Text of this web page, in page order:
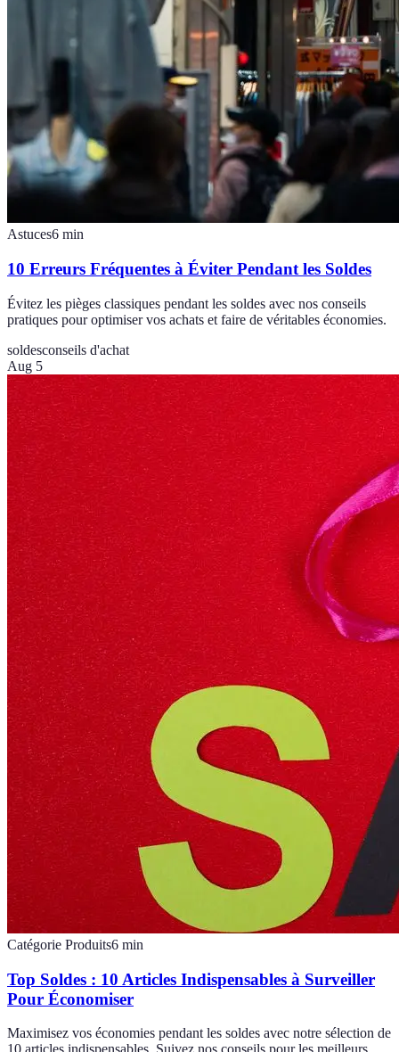
Astuces6 min
10 Erreurs Fréquentes à Éviter Pendant les Soldes
Évitez les pièges classiques pendant les soldes avec nos conseils
pratiques pour optimiser vos achats et faire de véritables économies.
soldesconseils d'achat
Aug 5
Catégorie Produits6 min
Top Soldes : 10 Articles Indispensables à Surveiller
Pour Économiser
Maximisez vos économies pendant les soldes avec notre sélection de